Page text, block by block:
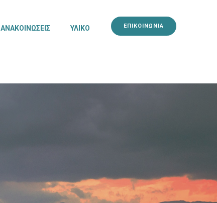
ΑΝΑΚΟΙΝΩΣΕΙΣ ΥΛΙΚΟ ΕΠΙΚΟΙΝΩΝΙΑ